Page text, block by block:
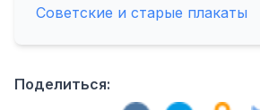
Советские и старые плакаты
Поделиться: